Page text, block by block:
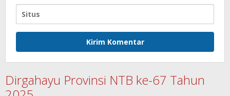
Dirgahayu Provinsi NTB ke-67 Tahun